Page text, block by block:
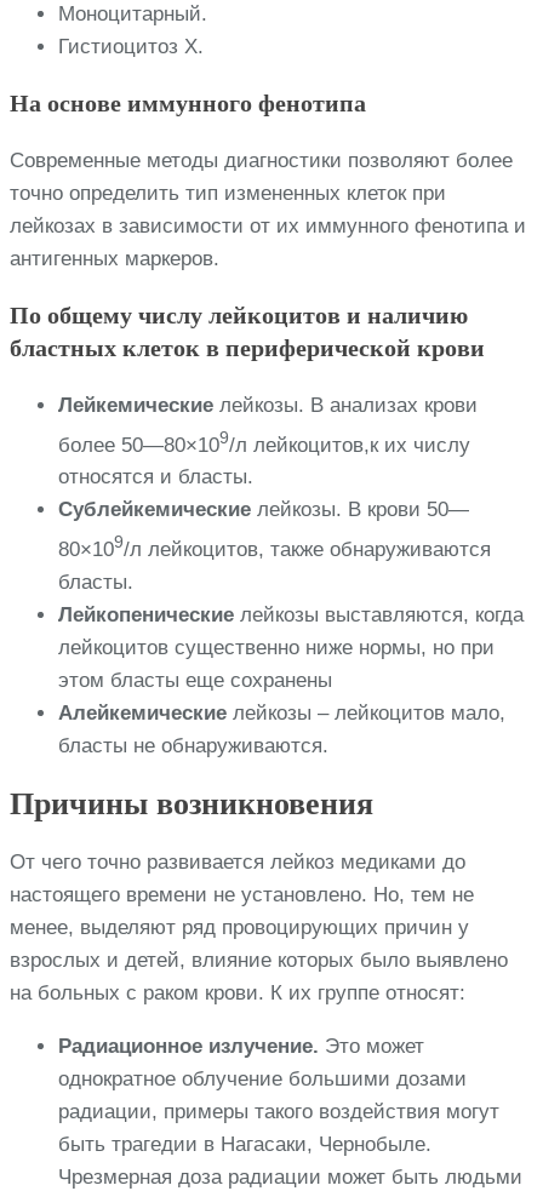
Моноцитарный.
Гистиоцитоз Х.
На основе иммунного фенотипа
Современные методы диагностики позволяют более
точно определить тип измененных клеток при
лейкозах в зависимости от их иммунного фенотипа и
антигенных маркеров.
По общему числу лейкоцитов и наличию
бластных клеток в периферической крови
Лейкемические лейкозы. В анализах крови
более 50—80×109/л лейкоцитов,к их числу
относятся и бласты.
Сублейкемические лейкозы. В крови 50—
80×109/л лейкоцитов, также обнаруживаются
бласты.
Лейкопенические лейкозы выставляются, когда
лейкоцитов существенно ниже нормы, но при
этом бласты еще сохранены
Алейкемические лейкозы – лейкоцитов мало,
бласты не обнаруживаются.
Причины возникновения
От чего точно развивается лейкоз медиками до
настоящего времени не установлено. Но, тем не
менее, выделяют ряд провоцирующих причин у
взрослых и детей, влияние которых было выявлено
на больных с раком крови. К их группе относят:
Радиационное излучение. Это может
однократное облучение большими дозами
радиации, примеры такого воздействия могут
быть трагедии в Нагасаки, Чернобыле.
Чрезмерная доза радиации может быть людьми